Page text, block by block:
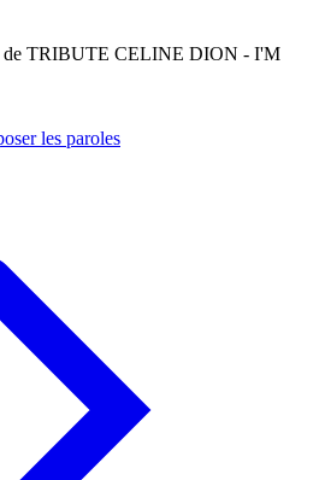
de TRIBUTE CELINE DION - I'M
les paroles